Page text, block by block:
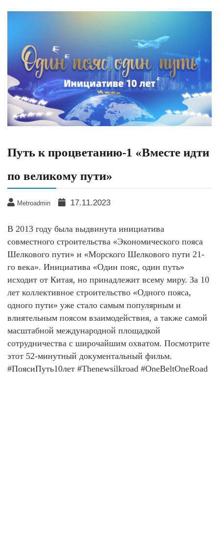
Путь к процветанию-1 «Вместе идти
по великому пути»
Metroadmin 17.11.2023
В 2013 году была выдвинута инициатива
совместного строительства «Экономического пояса
Шелкового пути» и «Морского Шелкового пути 21-
го века». Инициатива «Один пояс, один путь»
исходит от Китая, но принадлежит всему миру. За 10
лет коллективное строительство «Одного пояса,
одного пути» уже стало самым популярным и
влиятельным поясом взаимодействия, а также самой
масштабной международной площадкой
сотрудничества с широчайшим охватом. Посмотрите
этот 52-минутный документальный фильм.
#ПоясиПуть10лет #Thenewsilkroad #OneBeltOneRoad